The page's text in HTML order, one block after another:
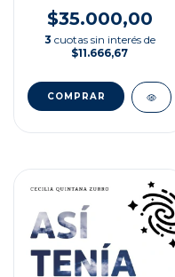
$35.000,00
3 cuotas sin interés de
$11.666,67